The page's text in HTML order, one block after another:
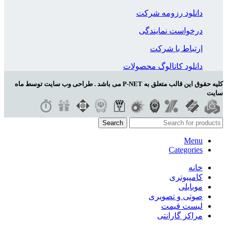
دانلود رزومه شرکت
درخواست نمایندگی
ارتباط با شرکت
دانلود کاتالوگ محصولات
کلیه حقوق این قالب متعلق به P-NET می باشد . طراحی وب سایت توسط ماه
سایت
Search
Menu
Categories
خانه
کامپیوتری
موبایلی
صوتی و تصویری
لیست قیمت
مراکز گارانتی